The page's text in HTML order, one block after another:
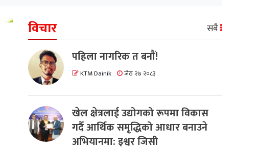
विचार सबै
पहिला नागरिक त बनाैं!
KTM Dainik जेठ २७ २०८३
खेल क्षेत्रलाई उद्योगको रूपमा विकास
गर्दै आर्थिक समृद्धिको आधार बनाउने
अभियानमा: इश्वर जिसी